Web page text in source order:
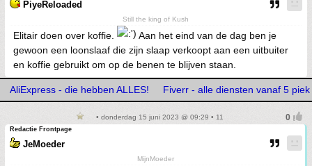
PiyeReloaded
Still the king of Kush
Elitair doen over koffie.
Aan het eind van de dag ben je
gewoon een loonslaaf die zijn slaap verkoopt aan een uitbuiter
en koffie gebruikt om op de benen te blijven staan.
AliExpress - die hebben ALLES! Fiverr - alle diensten vanaf 5 piek
• donderdag 15 juni 2023 @ 09:29 • 11
Redactie Frontpage
JeMoeder
MijnMoeder